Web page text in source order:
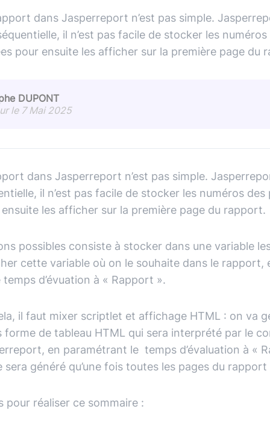
dans Jasperreport n’est pas simple.
il n’est pas facile de stocker les
pour ensuite les afficher sur la première page du
DUPONT
le 7 Mai 2025
dans Jasperreport n’est pas simple.
il n’est pas facile de stocker les numéros des
les afficher sur la première page du rapport.
possibles consiste à stocker dans une variable
cette variable où on le souhaite dans le rapport,
d’évuation à « Rapport ».
il faut mixer scriptlet et affichage HTML : on va
forme de tableau HTML qui sera interprété par le
en paramétrant le temps d’évaluation à «
sera généré qu’une fois toutes les pages du
pour réaliser ce sommaire :